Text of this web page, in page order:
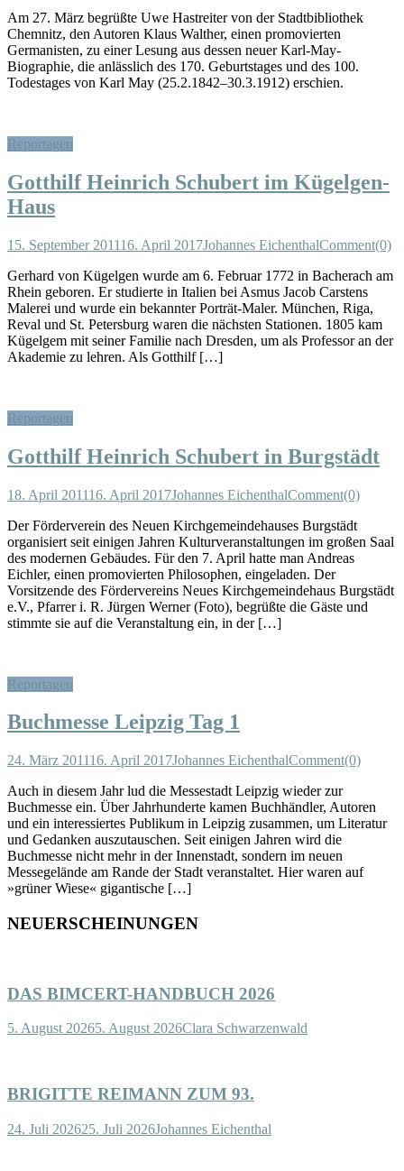
Am 27. März begrüßte Uwe Hastreiter von der Stadtbibliothek
Chemnitz, den Autoren Klaus Walther, einen promovierten
Germanisten, zu einer Lesung aus dessen neuer Karl-May-
Biographie, die anlässlich des 170. Geburtstages und des 100.
Todestages von Karl May (25.2.1842–30.3.1912) erschien.
Reportagen
Gotthilf Heinrich Schubert im Kügelgen-
Haus
15. September 201116. April 2017Johannes EichenthalComment(0)
Gerhard von Kügelgen wurde am 6. Februar 1772 in Bacherach am
Rhein geboren. Er studierte in Italien bei Asmus Jacob Carstens
Malerei und wurde ein bekannter Porträt-Maler. München, Riga,
Reval und St. Petersburg waren die nächsten Stationen. 1805 kam
Kügelgem mit seiner Familie nach Dresden, um als Professor an der
Akademie zu lehren. Als Gotthilf […]
Reportagen
Gotthilf Heinrich Schubert in Burgstädt
18. April 201116. April 2017Johannes EichenthalComment(0)
Der Förderverein des Neuen Kirchgemeindehauses Burgstädt
organisiert seit einigen Jahren Kulturveranstaltungen im großen Saal
des modernen Gebäudes. Für den 7. April hatte man Andreas
Eichler, einen promovierten Philosophen, eingeladen. Der
Vorsitzende des Fördervereins Neues Kirchgemeindehaus Burgstädt
e.V., Pfarrer i. R. Jürgen Werner (Foto), begrüßte die Gäste und
stimmte sie auf die Veranstaltung ein, in der […]
Reportagen
Buchmesse Leipzig Tag 1
24. März 201116. April 2017Johannes EichenthalComment(0)
Auch in diesem Jahr lud die Messestadt Leipzig wieder zur
Buchmesse ein. Über Jahrhunderte kamen Buchhändler, Autoren
und ein interessiertes Publikum in Leipzig zusammen, um Literatur
und Gedanken auszutauschen. Seit einigen Jahren wird die
Buchmesse nicht mehr in der Innenstadt, sondern im neuen
Messegelände am Rande der Stadt veranstaltet. Hier waren auf
»grüner Wiese« gigantische […]
NEUERSCHEINUNGEN
DAS BIMCERT-HANDBUCH 2026
5. August 20265. August 2026Clara Schwarzenwald
BRIGITTE REIMANN ZUM 93.
24. Juli 202625. Juli 2026Johannes Eichenthal